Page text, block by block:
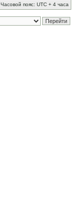
Часовой пояс: UTC + 4 часа